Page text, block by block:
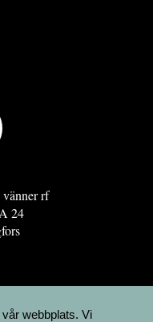
vänner rf
24
webbplats. Vi